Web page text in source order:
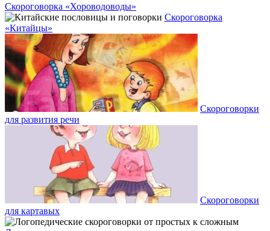
Скороговорка «Хороводоводы»
Скороговорка
«Китайцы»
Скороговорки
для развития речи
Скороговорки
для картавых